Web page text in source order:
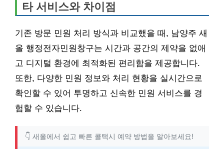
타 서비스와 차이점
기존 방문 민원 처리 방식과 비교했을 때, 남양주 새
올 행정전자민원창구는 시간과 공간의 제약을 없애
고 디지털 환경에 최적화된 편리함을 제공합니다.
또한, 다양한 민원 정보와 처리 현황을 실시간으로
확인할 수 있어 투명하고 신속한 민원 서비스를 경
험할 수 있습니다.
👇 새올에서 쉽고 빠른 콜택시 예약 방법을 알아보세요!